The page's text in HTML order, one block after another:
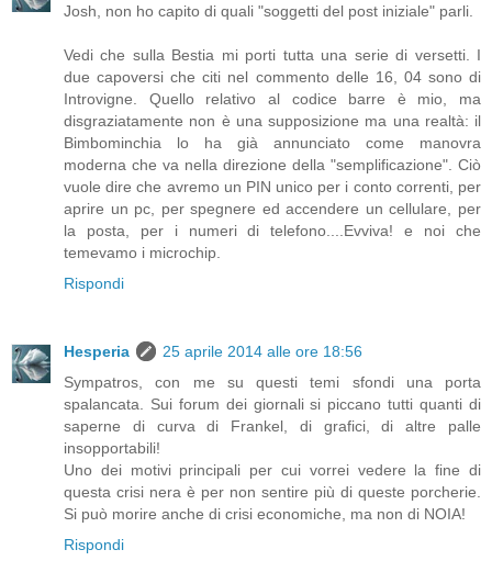
Josh, non ho capito di quali "soggetti del post iniziale" parli.
Vedi che sulla Bestia mi porti tutta una serie di versetti. I
due capoversi che citi nel commento delle 16, 04 sono di
Introvigne. Quello relativo al codice barre è mio, ma
disgraziatamente non è una supposizione ma una realtà: il
Bimbominchia lo ha già annunciato come manovra
moderna che va nella direzione della "semplificazione". Ciò
vuole dire che avremo un PIN unico per i conto correnti, per
aprire un pc, per spegnere ed accendere un cellulare, per
la posta, per i numeri di telefono....Evviva! e noi che
temevamo i microchip.
Rispondi
Hesperia
25 aprile 2014 alle ore 18:56
Sympatros, con me su questi temi sfondi una porta
spalancata. Sui forum dei giornali si piccano tutti quanti di
saperne di curva di Frankel, di grafici, di altre palle
insopportabili!
Uno dei motivi principali per cui vorrei vedere la fine di
questa crisi nera è per non sentire più di queste porcherie.
Si può morire anche di crisi economiche, ma non di NOIA!
Rispondi